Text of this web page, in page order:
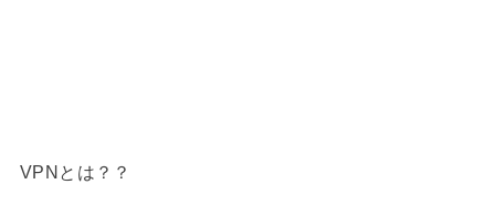
VPNとは？？